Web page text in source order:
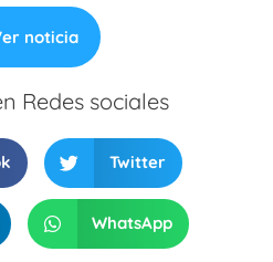
noticia
Redes sociales
Twitter
WhatsApp